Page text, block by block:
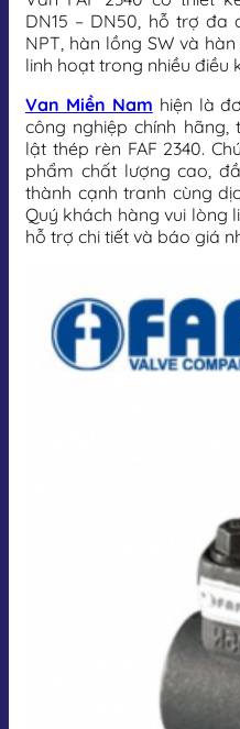
DN15 – DN50, hỗ trợ đa
NPT, hàn lồng SW và
linh hoạt trong nhiều điều
Van Miền Nam hiện là
công nghiệp chính
lật thép rèn FAF 2340.
phẩm chất lượng cao,
thành cạnh tranh cùng
Quý khách hàng vui lòng
hỗ trợ chi tiết và báo giá